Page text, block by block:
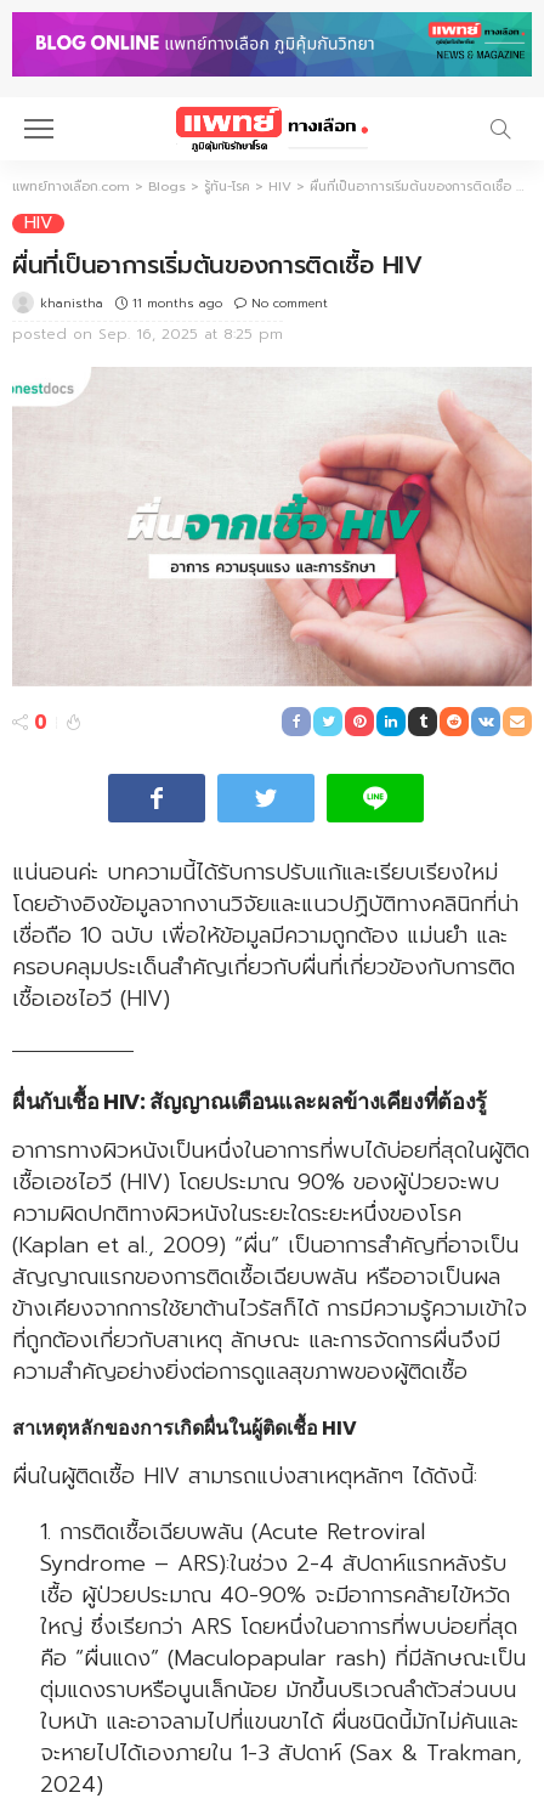
แพทย์ทางเลือก.com > Blogs > รู้ทัน-โรค > HIV > ผื่นที่เป็นอาการเริ่มต้นของการติดเชื้อ HIV
HIV
ผื่นที่เป็นอาการเริ่มต้นของการติดเชื้อ HIV
khanistha 11 months ago No comment
posted on Sep. 16, 2025 at 8:25 pm
0
แน่นอนค่ะ บทความนี้ได้รับการปรับแก้และเรียบเรียงใหม่
โดยอ้างอิงข้อมูลจากงานวิจัยและแนวปฏิบัติทางคลินิกที่น่า
เชื่อถือ 10 ฉบับ เพื่อให้ข้อมูลมีความถูกต้อง แม่นยำ และ
ครอบคลุมประเด็นสำคัญเกี่ยวกับผื่นที่เกี่ยวข้องกับการติด
เชื้อเอชไอวี (HIV)
ผื่นกับเชื้อ HIV: สัญญาณเตือนและผลข้างเคียงที่ต้องรู้
อาการทางผิวหนังเป็นหนึ่งในอาการที่พบได้บ่อยที่สุดในผู้ติด
เชื้อเอชไอวี (HIV) โดยประมาณ 90% ของผู้ป่วยจะพบ
ความผิดปกติทางผิวหนังในระยะใดระยะหนึ่งของโรค
(Kaplan et al., 2009) “ผื่น” เป็นอาการสำคัญที่อาจเป็น
สัญญาณแรกของการติดเชื้อเฉียบพลัน หรืออาจเป็นผล
ข้างเคียงจากการใช้ยาต้านไวรัสก็ได้ การมีความรู้ความเข้าใจ
ที่ถูกต้องเกี่ยวกับสาเหตุ ลักษณะ และการจัดการผื่นจึงมี
ความสำคัญอย่างยิ่งต่อการดูแลสุขภาพของผู้ติดเชื้อ
สาเหตุหลักของการเกิดผื่นในผู้ติดเชื้อ HIV
ผื่นในผู้ติดเชื้อ HIV สามารถแบ่งสาเหตุหลักๆ ได้ดังนี้:
การติดเชื้อเฉียบพลัน (Acute Retroviral
Syndrome – ARS):ในช่วง 2-4 สัปดาห์แรกหลังรับ
เชื้อ ผู้ป่วยประมาณ 40-90% จะมีอาการคล้ายไข้หวัด
ใหญ่ ซึ่งเรียกว่า ARS โดยหนึ่งในอาการที่พบบ่อยที่สุด
คือ “ผื่นแดง” (Maculopapular rash) ที่มีลักษณะเป็น
ตุ่มแดงราบหรือนูนเล็กน้อย มักขึ้นบริเวณลำตัวส่วนบน
ใบหน้า และอาจลามไปที่แขนขาได้ ผื่นชนิดนี้มักไม่คันและ
จะหายไปได้เองภายใน 1-3 สัปดาห์ (Sax & Trakman,
2024)